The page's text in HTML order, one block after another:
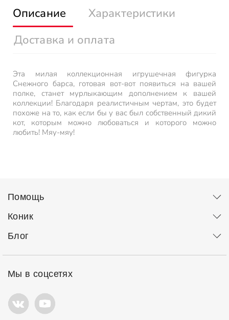
Описание
Характеристики
Доставка и оплата
Эта милая коллекционная игрушечная фигурка
Снежного барса, готовая вот-вот появиться на вашей
полке, станет мурлыкающим дополнением к вашей
коллекции! Благодаря реалистичным чертам, это будет
похоже на то, как если бы у вас был собственный дикий
кот, которым можно любоваться и которого можно
любить! Мяу-мяу!
Помощь
Коник
Блог
Мы в соцсетях